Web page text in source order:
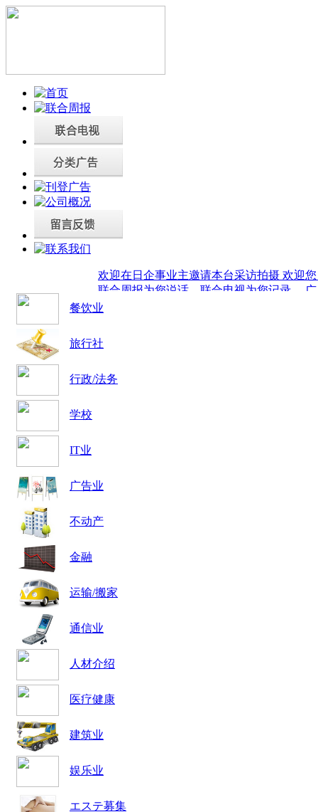
欢迎在日企事业主邀请本台采访拍摄 欢迎
联合周报为您说话，联合电视为您记录。
餐饮业
旅行社
行政/法务
学校
IT业
广告业
不动产
金融
运输/搬家
通信业
人材介绍
医疗健康
建筑业
娱乐业
エステ募集